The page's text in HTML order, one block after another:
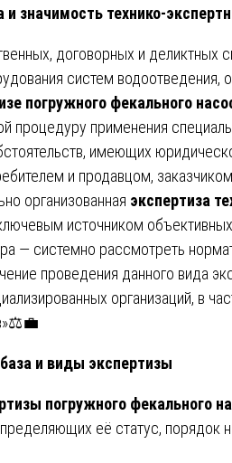
значимость технико-
договорных и деликтных
систем водоотведения,
погружного фекального
процедуру применения
имеющих
и продавцом,
организованная экспертиза
источником
— системно рассмотреть
проведения данного вида
организаций, в
и виды экспертизы
погружного фекального
её статус, порядок